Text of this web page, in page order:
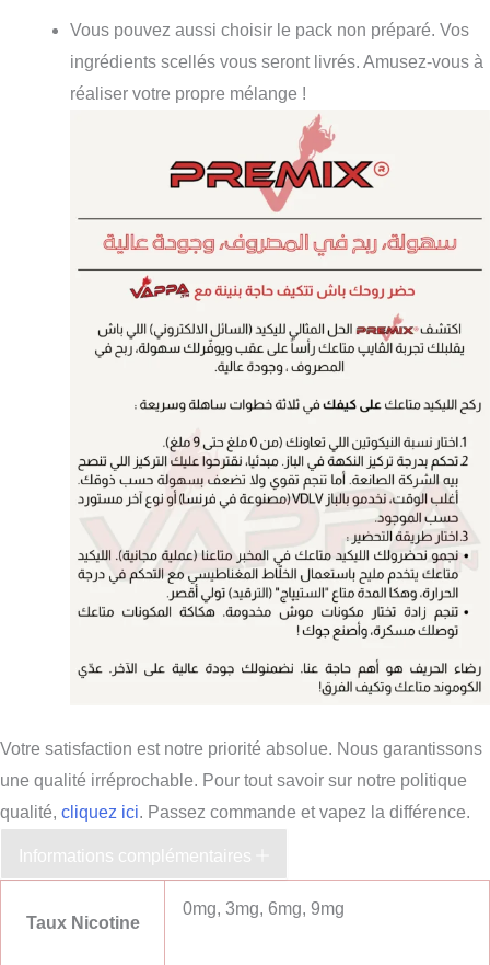
Vous pouvez aussi choisir le pack non préparé. Vos
ingrédients scellés vous seront livrés. Amusez-vous à
réaliser votre propre mélange !
Votre satisfaction est notre priorité absolue. Nous garantissons
une qualité irréprochable. Pour tout savoir sur notre politique
qualité, cliquez ici. Passez commande et vapez la différence.
Informations complémentaires
Taux Nicotine
0mg, 3mg, 6mg, 9mg